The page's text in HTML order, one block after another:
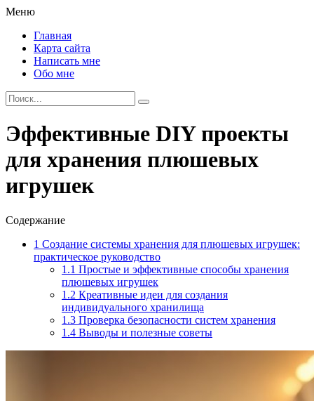
Меню
Главная
Карта сайта
Написать мне
Обо мне
Эффективные DIY проекты
для хранения плюшевых
игрушек
Содержание
1 Создание системы хранения для плюшевых игрушек:
практическое руководство
1.1 Простые и эффективные способы хранения
плюшевых игрушек
1.2 Креативные идеи для создания
индивидуального хранилища
1.3 Проверка безопасности систем хранения
1.4 Выводы и полезные советы